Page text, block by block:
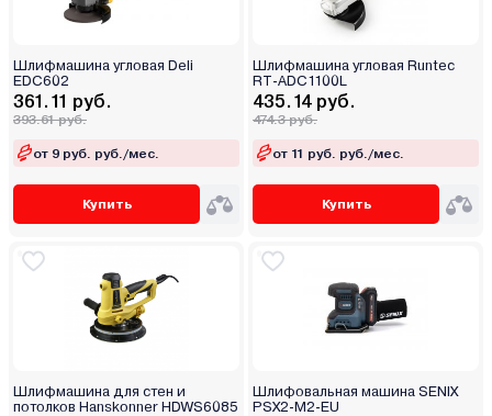
Шлифмашина угловая Deli
EDC602
361.11 руб.
393.61 руб.
от 9 руб. руб./мес.
Купить
Шлифмашина угловая Runtec
RT-ADC1100L
435.14 руб.
474.3 руб.
от 11 руб. руб./мес.
Купить
Шлифмашина для стен и
потолков Hanskonner HDWS6085
Шлифовальная машина SENIX
PSX2-M2-EU